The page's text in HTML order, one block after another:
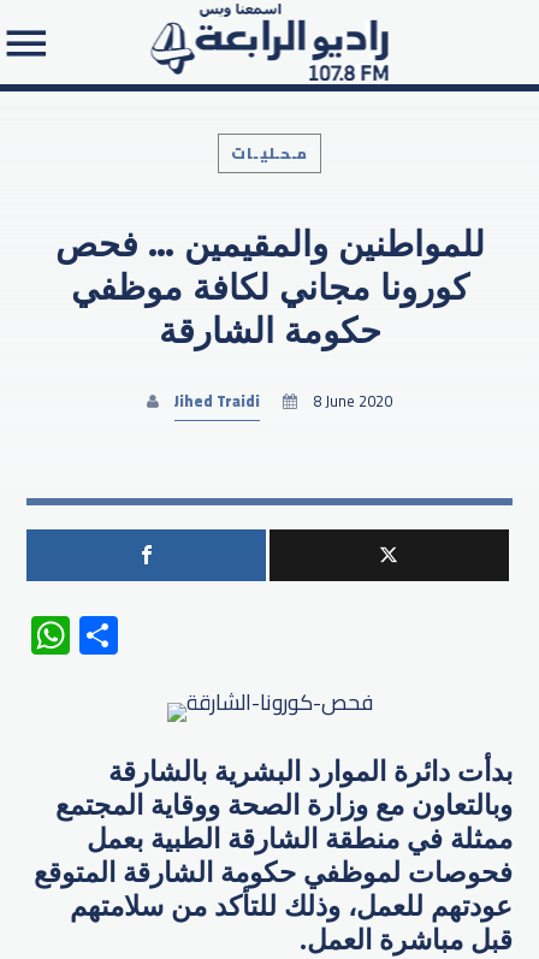
Search in the website:
مـحـليـات
للمواطنين والمقيمين … فحص
كورونا مجاني لكافة موظفي
حكومة الشارقة
Jihed Traidi 8 June 2020
WhatsApp
بدأت دائرة الموارد البشرية بالشارقة
وبالتعاون مع وزارة الصحة ووقاية المجتمع
ممثلة في منطقة الشارقة الطبية بعمل
فحوصات لموظفي حكومة الشارقة المتوقع
عودتهم للعمل، وذلك للتأكد من سلامتهم
قبل مباشرة العمل.